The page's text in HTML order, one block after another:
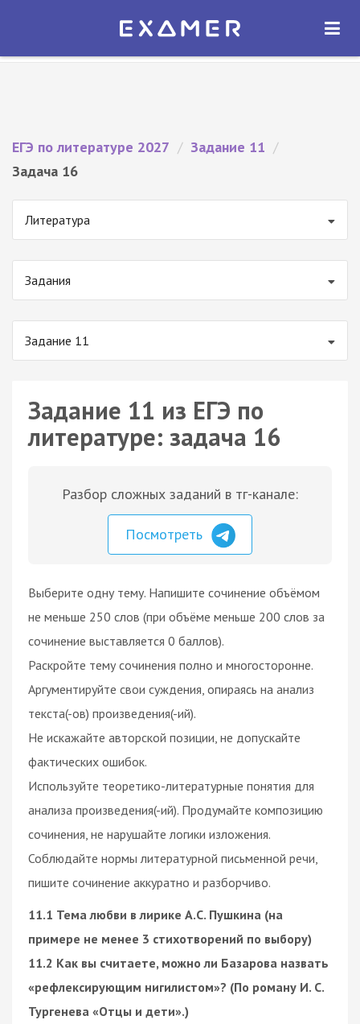
Экзамер — ЕГЭ 2027
ОТКРЫТЬ
ЕГЭ по литературе 2027 / Задание 11 /
Задача 16
Литература
Задания
Задание 11
Задание 11 из ЕГЭ по
литературе: задача 16
Разбор сложных заданий в тг-канале:
Посмотреть
Выберите одну тему. Напишите сочинение объёмом
не меньше 250 слов (при объёме меньше 200 слов за
сочинение выставляется 0 баллов).
Раскройте тему сочинения полно и многосторонне.
Аргументируйте свои суждения, опираясь на анализ
текста(-ов) произведения(-ий).
Не искажайте авторской позиции, не допускайте
фактических ошибок.
Используйте теоретико-литературные понятия для
анализа произведения(-ий). Продумайте композицию
сочинения, не нарушайте логики изложения.
Соблюдайте нормы литературной письменной речи,
пишите сочинение аккуратно и разборчиво.
11.1 Тема любви в лирике А.С. Пушкина (на
примере не менее 3 стихотворений по выбору)
11.2 Как вы считаете, можно ли Базарова назвать
«рефлексирующим нигилистом»? (По роману И. С.
Тургенева «Отцы и дети».)